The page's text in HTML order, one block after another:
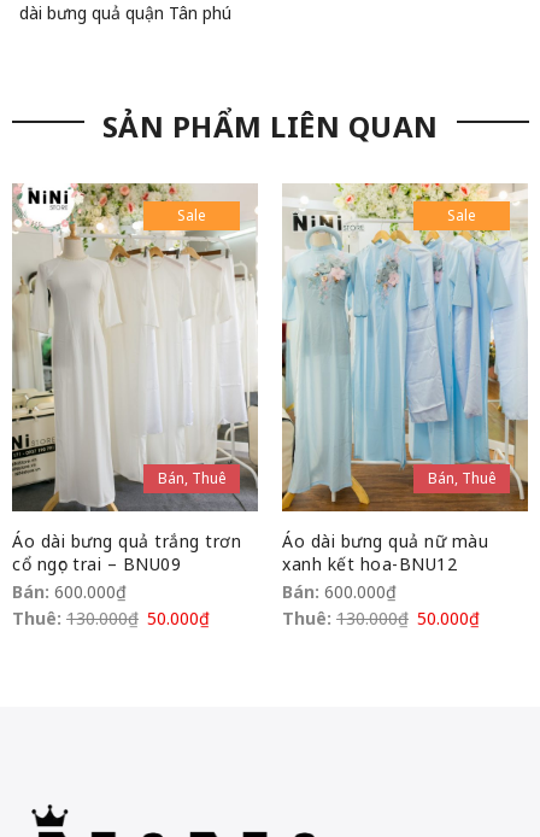
dài bưng quả quận Tân phú
SẢN PHẨM LIÊN QUAN
Bán, Thuê
Sale
Áo dài bưng quả trắng trơn
cổ ngọc trai – BNU09
Bán: 600.000₫
Thuê: 130.000₫ 50.000₫
Bán, Thuê
Sale
Áo dài bưng quả nữ màu
xanh kết hoa-BNU12
Bán: 600.000₫
Thuê: 130.000₫ 50.000₫